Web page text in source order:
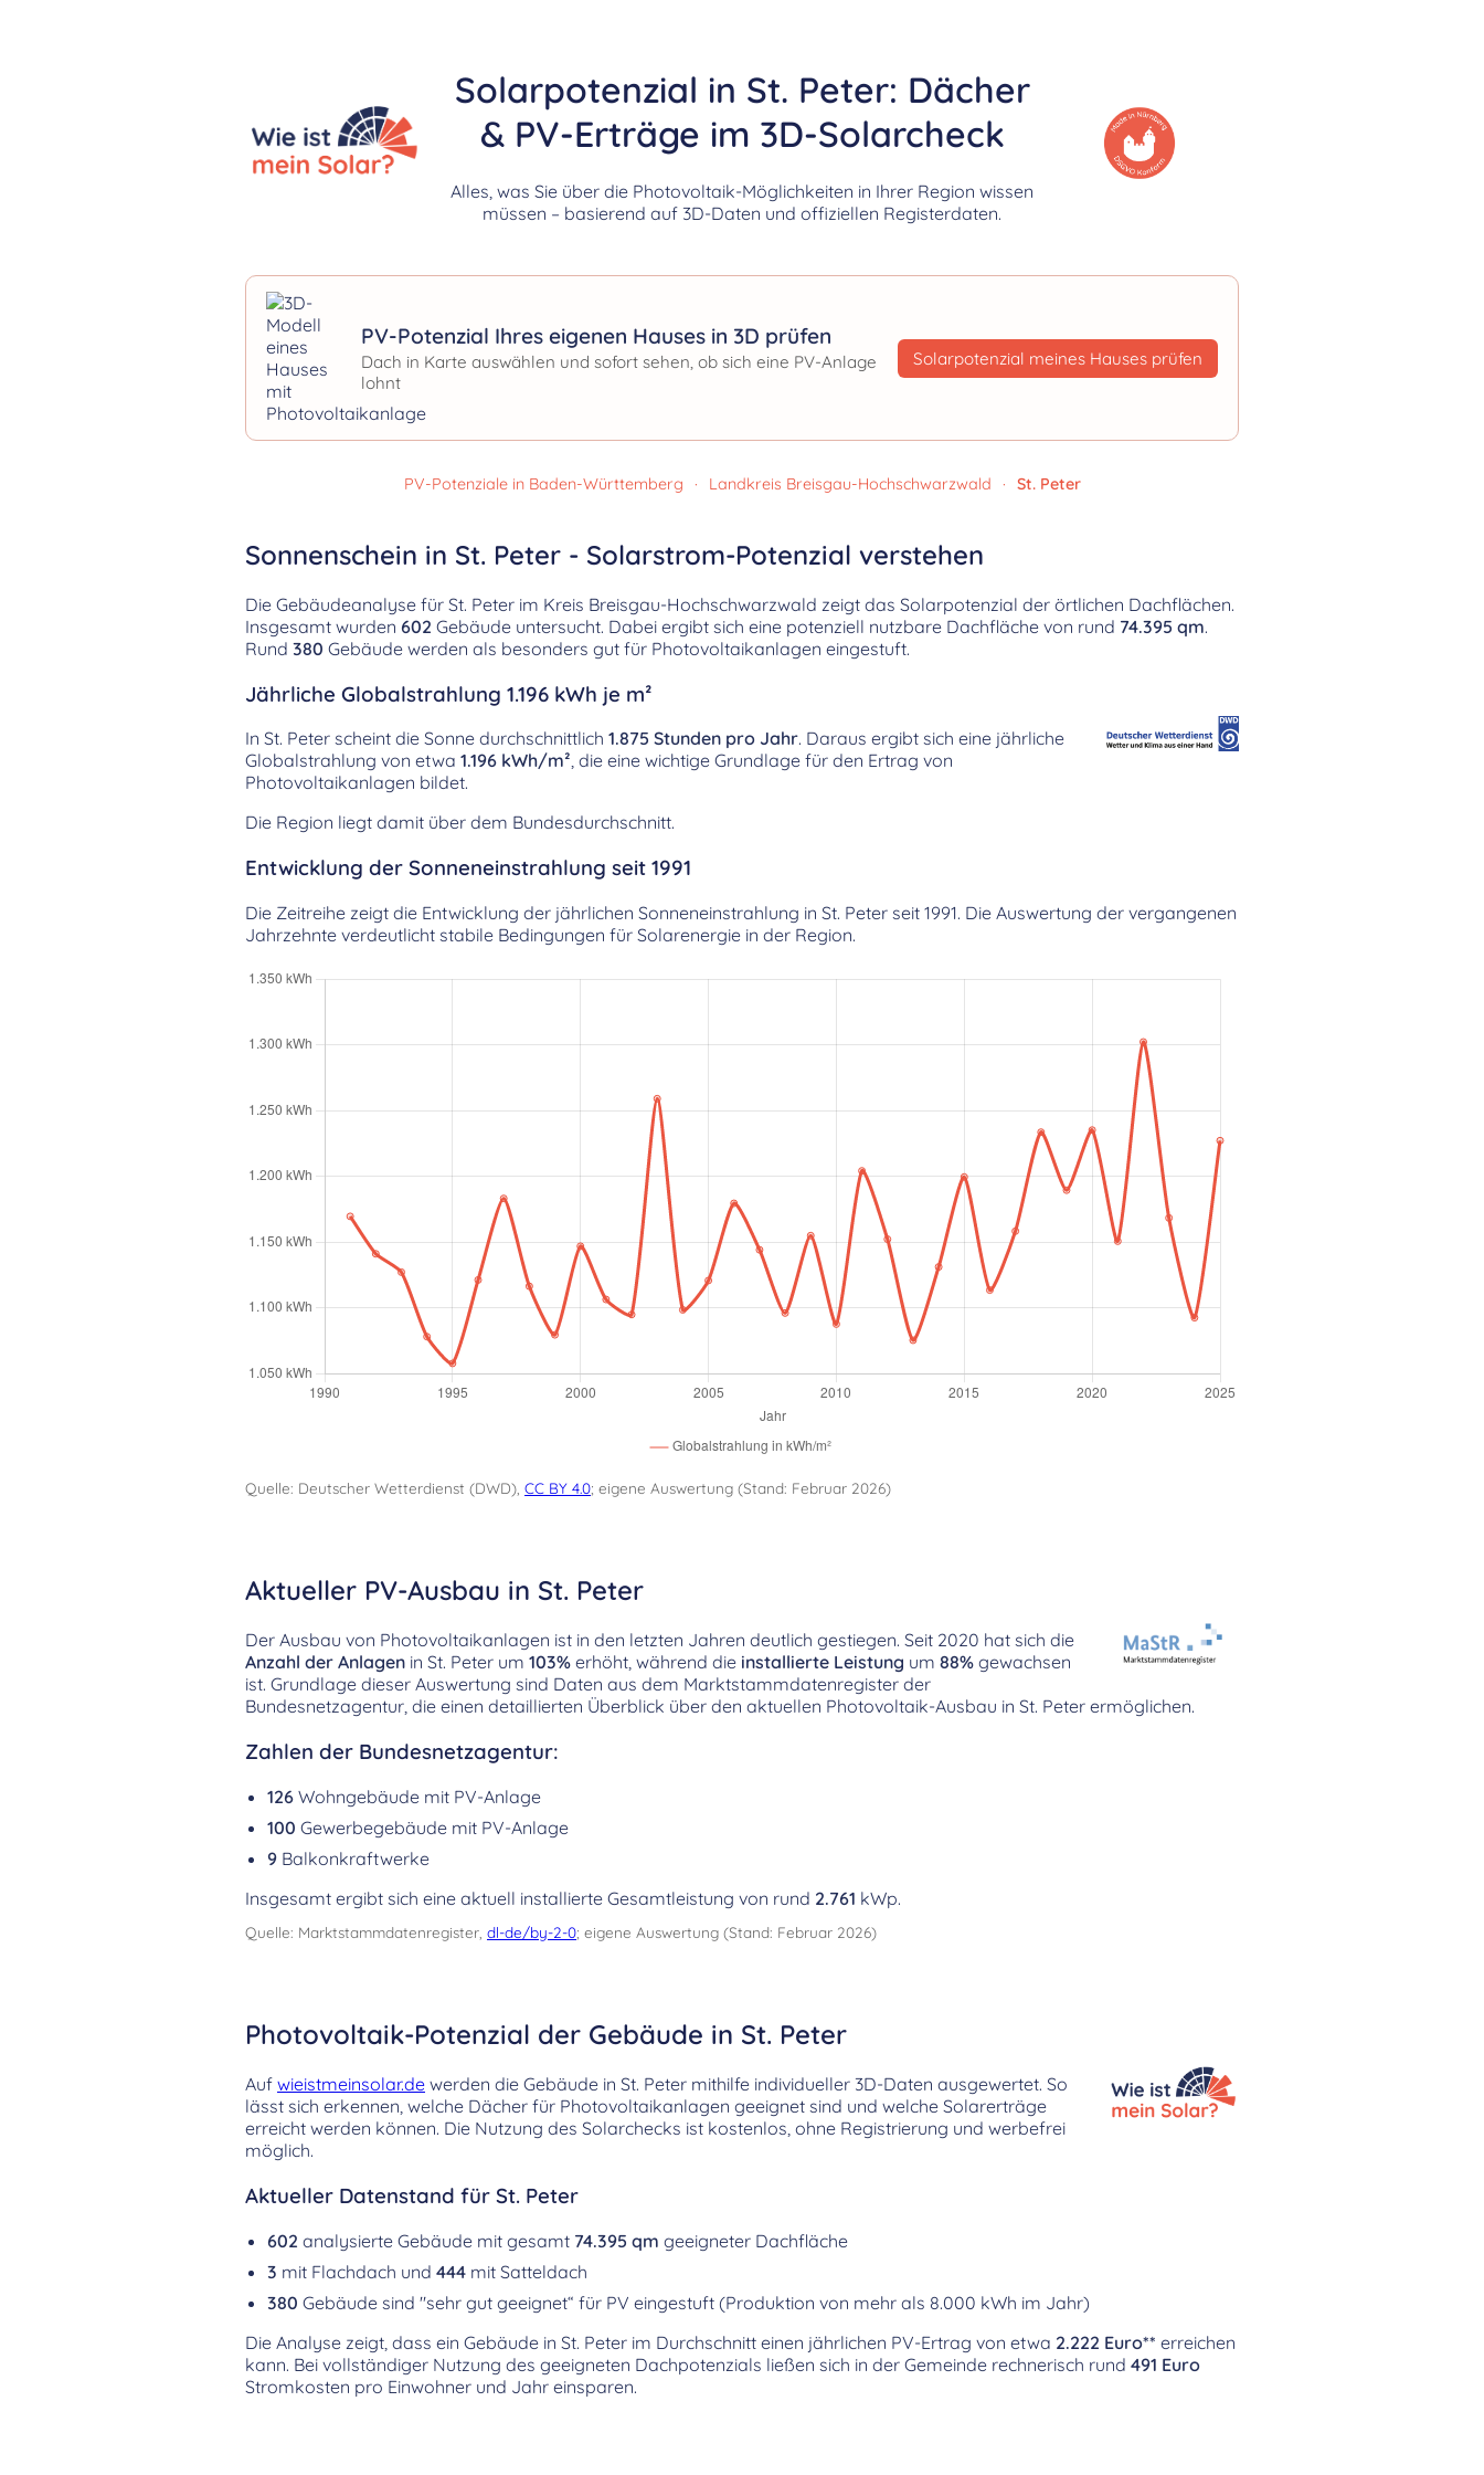
Solarpotenzial in St. Peter: Dächer
& PV-Erträge im 3D-Solarcheck
Alles, was Sie über die Photovoltaik-Möglichkeiten in Ihrer Region wissen
müssen – basierend auf 3D-Daten und offiziellen Registerdaten.
PV-Potenzial Ihres eigenen Hauses in 3D prüfen
Dach in Karte auswählen und sofort sehen, ob sich eine PV-Anlage
lohnt
Solarpotenzial meines Hauses prüfen
PV-Potenziale in Baden-Württemberg · Landkreis Breisgau-Hochschwarzwald · St. Peter
Sonnenschein in St. Peter - Solarstrom-Potenzial verstehen
Die Gebäudeanalyse für St. Peter im Kreis Breisgau-Hochschwarzwald zeigt das Solarpotenzial der örtlichen Dachflächen.
Insgesamt wurden 602 Gebäude untersucht. Dabei ergibt sich eine potenziell nutzbare Dachfläche von rund 74.395 qm.
Rund 380 Gebäude werden als besonders gut für Photovoltaikanlagen eingestuft.
Jährliche Globalstrahlung 1.196 kWh je m²
In St. Peter scheint die Sonne durchschnittlich 1.875 Stunden pro Jahr. Daraus ergibt sich eine jährliche
Globalstrahlung von etwa 1.196 kWh/m², die eine wichtige Grundlage für den Ertrag von
Photovoltaikanlagen bildet.
Die Region liegt damit über dem Bundesdurchschnitt.
Entwicklung der Sonneneinstrahlung seit 1991
Die Zeitreihe zeigt die Entwicklung der jährlichen Sonneneinstrahlung in St. Peter seit 1991. Die Auswertung der vergangenen
Jahrzehnte verdeutlicht stabile Bedingungen für Solarenergie in der Region.
Quelle: Deutscher Wetterdienst (DWD), CC BY 4.0; eigene Auswertung (Stand: Februar 2026)
Aktueller PV-Ausbau in St. Peter
Der Ausbau von Photovoltaikanlagen ist in den letzten Jahren deutlich gestiegen. Seit 2020 hat sich die
Anzahl der Anlagen in St. Peter um 103% erhöht, während die installierte Leistung um 88% gewachsen
ist. Grundlage dieser Auswertung sind Daten aus dem Marktstammdatenregister der
Bundesnetzagentur, die einen detaillierten Überblick über den aktuellen Photovoltaik-Ausbau in St. Peter ermöglichen.
Zahlen der Bundesnetzagentur:
126 Wohngebäude mit PV-Anlage
100 Gewerbegebäude mit PV-Anlage
9 Balkonkraftwerke
Insgesamt ergibt sich eine aktuell installierte Gesamtleistung von rund 2.761 kWp.
Quelle: Marktstammdatenregister, dl-de/by-2-0; eigene Auswertung (Stand: Februar 2026)
Photovoltaik-Potenzial der Gebäude in St. Peter
Auf wieistmeinsolar.de werden die Gebäude in St. Peter mithilfe individueller 3D-Daten ausgewertet. So
lässt sich erkennen, welche Dächer für Photovoltaikanlagen geeignet sind und welche Solarerträge
erreicht werden können. Die Nutzung des Solarchecks ist kostenlos, ohne Registrierung und werbefrei
möglich.
Aktueller Datenstand für St. Peter
602 analysierte Gebäude mit gesamt 74.395 qm geeigneter Dachfläche
3 mit Flachdach und 444 mit Satteldach
380 Gebäude sind "sehr gut geeignet“ für PV eingestuft (Produktion von mehr als 8.000 kWh im Jahr)
Die Analyse zeigt, dass ein Gebäude in St. Peter im Durchschnitt einen jährlichen PV-Ertrag von etwa 2.222 Euro** erreichen
kann. Bei vollständiger Nutzung des geeigneten Dachpotenzials ließen sich in der Gemeinde rechnerisch rund 491 Euro
Stromkosten pro Einwohner und Jahr einsparen.